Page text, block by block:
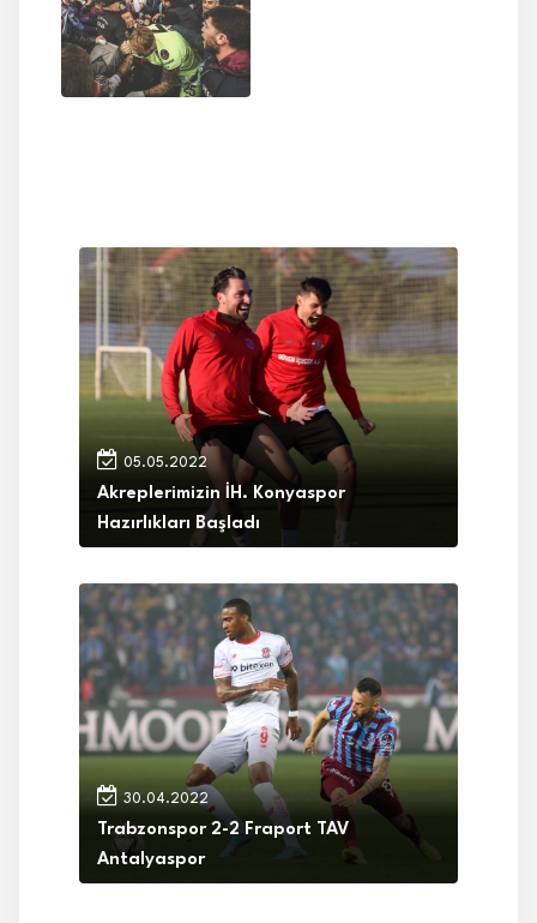
05.05.2022
Akreplerimizin İH. Konyaspor
Hazırlıkları Başladı
30.04.2022
Trabzonspor 2-2 Fraport TAV
Antalyaspor